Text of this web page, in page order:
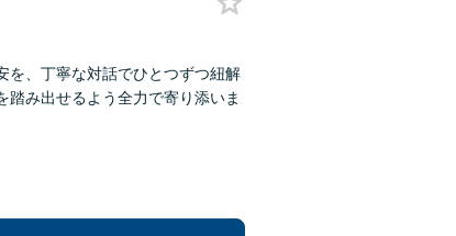
を、丁寧な対話でひとつずつ紐解
み出せるよう全力で寄り添いま